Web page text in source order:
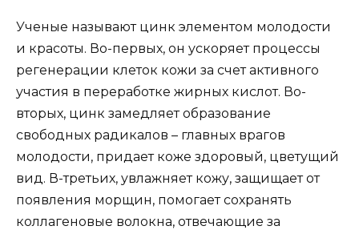
Ученые называют цинк элементом молодости
и красоты. Во-первых, он ускоряет процессы
регенерации клеток кожи за счет активного
участия в переработке жирных кислот. Во-
вторых, цинк замедляет образование
свободных радикалов – главных врагов
молодости, придает коже здоровый, цветущий
вид. В-третьих, увлажняет кожу, защищает от
появления морщин, помогает сохранять
коллагеновые волокна, отвечающие за